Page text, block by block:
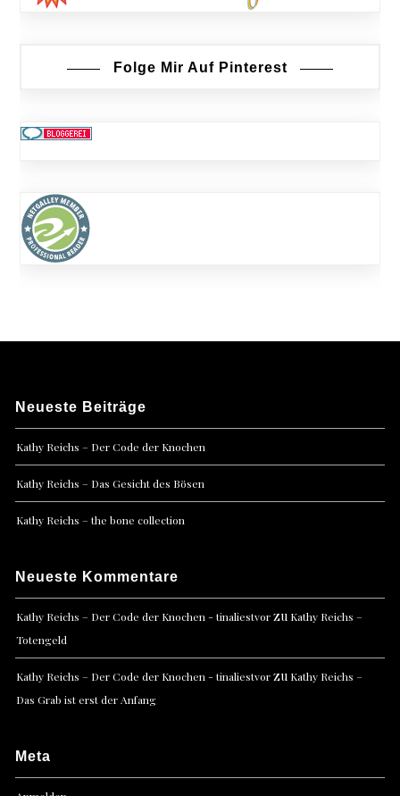
Folge Mir Auf Pinterest
Neueste Beiträge
Kathy Reichs – Der Code der Knochen
Kathy Reichs – Das Gesicht des Bösen
Kathy Reichs – the bone collection
Neueste Kommentare
Kathy Reichs – Der Code der Knochen - tinaliestvorzu Kathy Reichs –
Totengeld
Kathy Reichs – Der Code der Knochen - tinaliestvorzu Kathy Reichs –
Das Grab ist erst der Anfang
Meta